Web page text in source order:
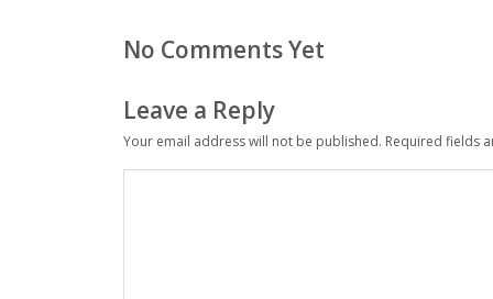
No Comments Yet
Leave a Reply
Your email address will not be published. Required fields